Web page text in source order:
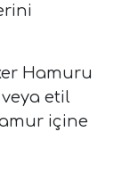
Hamuru
etil
içine